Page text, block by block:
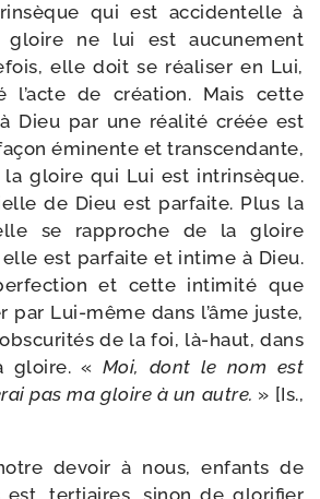
qui est acci­den­telle à
gloire ne lui est aucu­ne­ment
elle doit se réa­li­ser en Lui,
l’acte de créa­tion. Mais cette
Dieu par une réa­li­té créée est
émi­nente et trans­cen­dante,
la gloire qui Lui est intrin­sèque.
de Dieu est par­faite. Plus la
se rap­proche de la gloire
est par­faite et intime à Dieu.
et cette inti­mi­té que
par Lui-​même dans l’âme juste,
de la foi, là-​haut, dans
gloire. « Moi, dont le nom est
pas ma gloire à un autre. » [Is.,
devoir à nous, enfants de
ter­tiaires, sinon de glo­ri­fier